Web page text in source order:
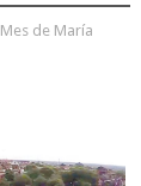
Mes de María